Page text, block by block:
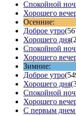
Спокойной
Хорошего
Осенние:
Доброе утро
Хорошего дня
Спокойной
Хорошего
Зимние:
Доброе утро
Хорошего дня
Спокойной
Хорошего
С первым